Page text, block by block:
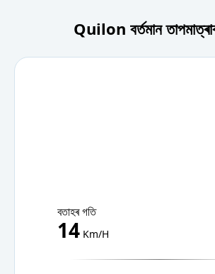
Quilon বৰ্তমান
বতাহৰ গতি
14 Km/H